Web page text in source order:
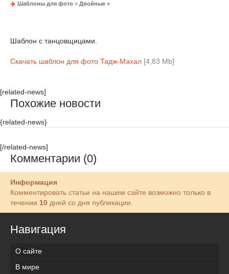
Шаблоны для фото » Двойные +
Шаблон с танцовщицами.
Скачать шаблон для фото Тадж-Махал [4,83 Mb]
[related-news]
Похожие новости
{related-news}
[/related-news]
Комментарии (0)
Информация
Комментировать статьи на нашем сайте возможно только в
течении 10 дней со дня публикации.
Навигация
О сайте
В мире